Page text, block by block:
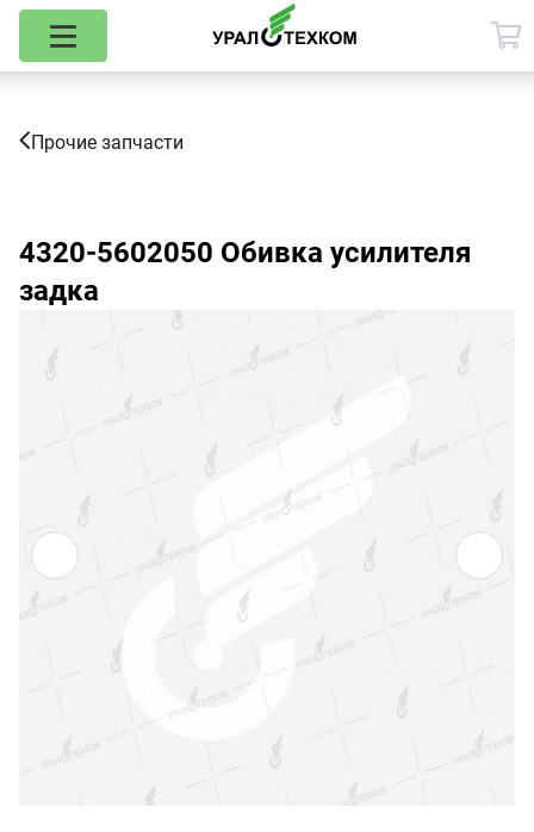
Прочие запчасти
4320-5602050 Обивка усилителя
задка